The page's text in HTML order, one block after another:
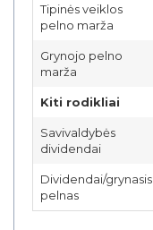
Tipinės veiklos
pelno marža
Grynojo pelno
marža
Kiti rodikliai
Savivaldybės
dividendai
Dividendai/grynasis
pelnas